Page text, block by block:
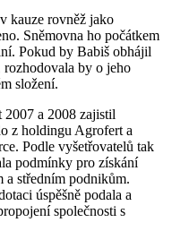
kauze rovněž jako
Sněmovna ho počátkem
Pokud by Babiš obhájil
by o jeho
složení.
2007 a 2008 zajistil
z holdingu Agrofert a
Podle vyšetřovatelů tak
podmínky pro získání
a středním podnikům.
úspěšně podala a
společnosti s